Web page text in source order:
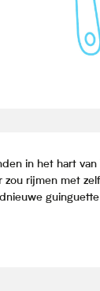
in het hart
zou rijmen met